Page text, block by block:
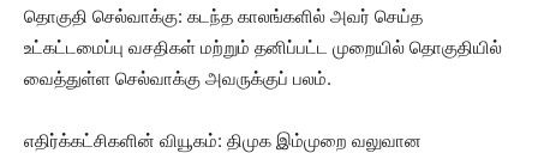
தொகுதி செல்வாக்கு: கடந்த காலங்களில் அவர் செய்த
உட்கட்டமைப்பு வசதிகள் மற்றும் தனிப்பட்ட முறையில் தொகுதியில்
வைத்துள்ள செல்வாக்கு அவருக்குப் பலம்.
எதிர்க்கட்சிகளின் வியூகம்: திமுக இம்முறை வலுவான